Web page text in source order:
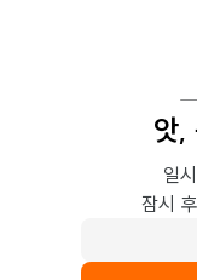
앗,
일
잠시